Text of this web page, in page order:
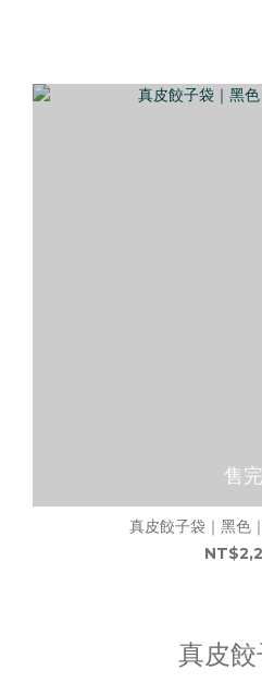
售完
真皮餃子袋｜黑色
真皮